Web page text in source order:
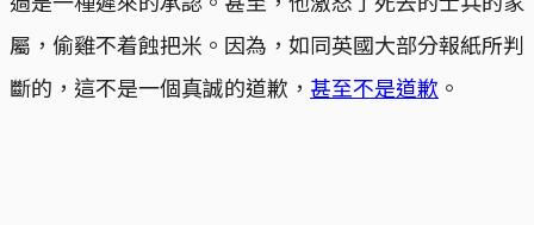
屬，偷雞不着蝕把米。因為，如同英國大部分報紙所判
斷的，這不是一個真誠的道歉， 甚至不是道歉 。